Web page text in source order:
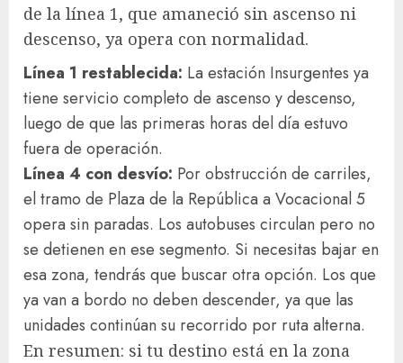
de la línea 1, que amaneció sin ascenso ni
descenso, ya opera con normalidad.
Línea 1 restablecida: La estación Insurgentes ya
tiene servicio completo de ascenso y descenso,
luego de que las primeras horas del día estuvo
fuera de operación.
Línea 4 con desvío: Por obstrucción de carriles,
el tramo de Plaza de la República a Vocacional 5
opera sin paradas. Los autobuses circulan pero no
se detienen en ese segmento. Si necesitas bajar en
esa zona, tendrás que buscar otra opción. Los que
ya van a bordo no deben descender, ya que las
unidades continúan su recorrido por ruta alterna.
En resumen: si tu destino está en la zona